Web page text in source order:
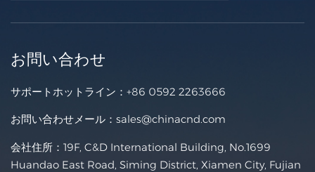
お問い合わせ
サポートホットライン： +86 0592 2263666
お問い合わせメール： sales@chinacnd.com
会社住所：19F, C&D International Building, No.1699
Huandao East Road, Siming District, Xiamen City, Fujian